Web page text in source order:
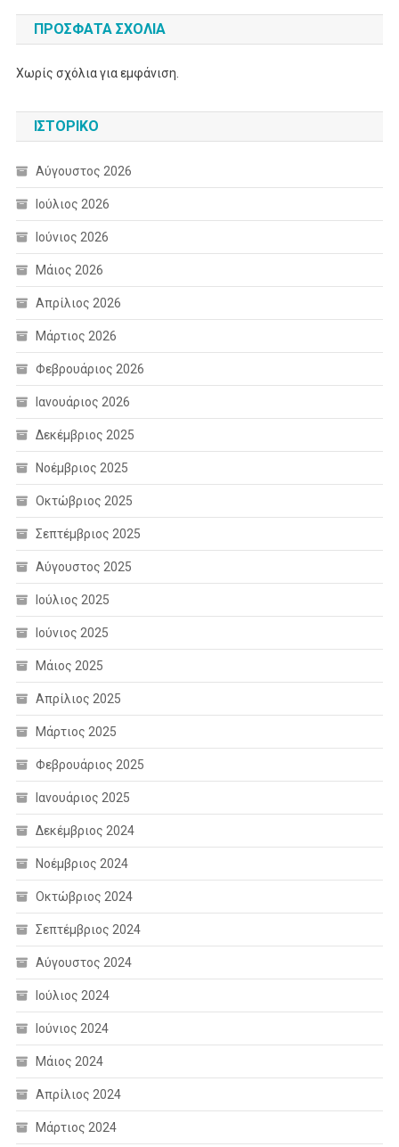
ΠΡΌΣΦΑΤΑ ΣΧΌΛΙΑ
Χωρίς σχόλια για εμφάνιση.
ΙΣΤΟΡΙΚΌ
Αύγουστος 2026
Ιούλιος 2026
Ιούνιος 2026
Μάιος 2026
Απρίλιος 2026
Μάρτιος 2026
Φεβρουάριος 2026
Ιανουάριος 2026
Δεκέμβριος 2025
Νοέμβριος 2025
Οκτώβριος 2025
Σεπτέμβριος 2025
Αύγουστος 2025
Ιούλιος 2025
Ιούνιος 2025
Μάιος 2025
Απρίλιος 2025
Μάρτιος 2025
Φεβρουάριος 2025
Ιανουάριος 2025
Δεκέμβριος 2024
Νοέμβριος 2024
Οκτώβριος 2024
Σεπτέμβριος 2024
Αύγουστος 2024
Ιούλιος 2024
Ιούνιος 2024
Μάιος 2024
Απρίλιος 2024
Μάρτιος 2024